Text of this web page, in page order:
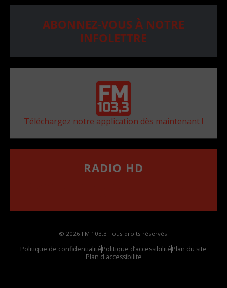
ABONNEZ-VOUS À NOTRE
INFOLETTRE
Téléchargez notre application dès maintenant !
RADIO HD
© 2026 FM 103,3 Tous droits réservés.
Politique de confidentialitéPolitique d’accessibilitéPlan du site
Plan d'accessibilite